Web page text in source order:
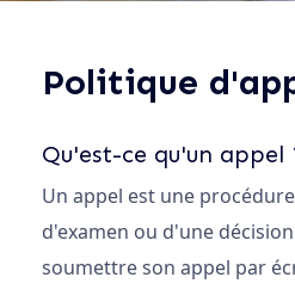
Politique
Qu'est-ce qu'un appel
Un appel est une
d'examen ou d'une
soumettre son appel par